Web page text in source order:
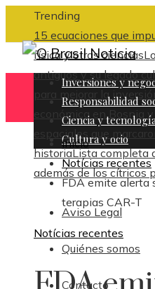
Trending
15 ecuaciones que
física y otras ciencias
antiguos y su legado
para mejorar la
económica en Bosnia y
espaciales que
historiaLista completa
además de los cítricos
Aviso Legal
Quiénes somos
Contacto
Inversiones y
Responsabilidad
Ciencia y
Cultura y ocio
Inicio
Notícias recentes
FDA emite alerta
terapias CAR-T
Notícias recentes